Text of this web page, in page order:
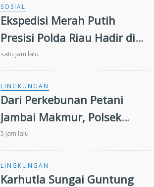
SOSIAL
Ekspedisi Merah Putih
Presisi Polda Riau Hadir di
Panipahan, Salurkan
Bantuan dan Layanan
Kesehatan
satu jam lalu
LINGKUNGAN
Dari Perkebunan Petani
Jambai Makmur, Polsek
Kandis Kembangkan
Swasembada Pangan
Nasional
5 jam lalu
LINGKUNGAN
Karhutla Sungai Guntung